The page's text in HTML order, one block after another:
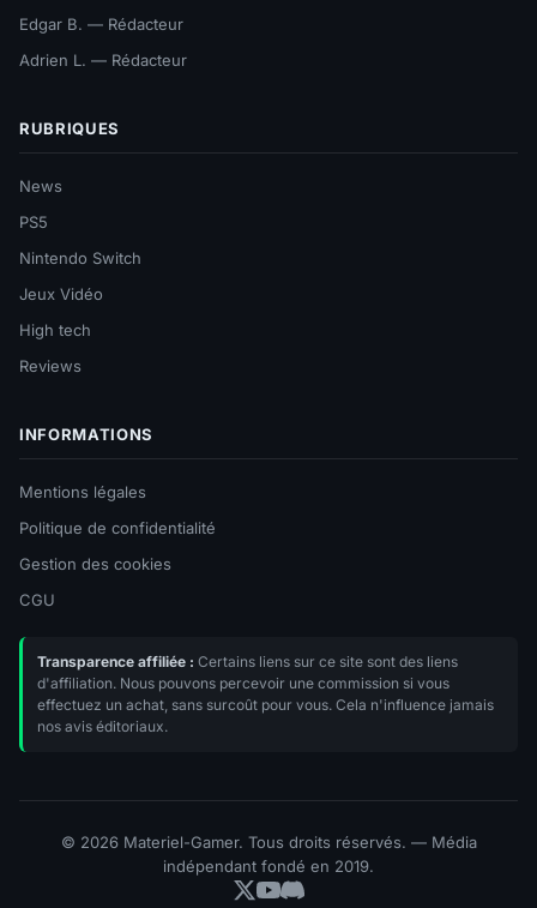
Edgar B. — Rédacteur
Adrien L. — Rédacteur
RUBRIQUES
News
PS5
Nintendo Switch
Jeux Vidéo
High tech
Reviews
INFORMATIONS
Mentions légales
Politique de confidentialité
Gestion des cookies
CGU
Transparence affiliée : Certains liens sur ce site sont des liens
d'affiliation. Nous pouvons percevoir une commission si vous
effectuez un achat, sans surcoût pour vous. Cela n'influence jamais
nos avis éditoriaux.
© 2026 Materiel-Gamer. Tous droits réservés. — Média
indépendant fondé en 2019.